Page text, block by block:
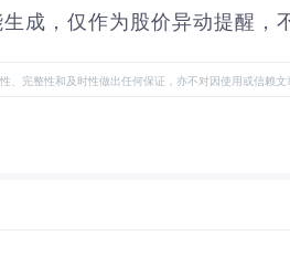
成，仅作为股价异动提醒，
完整性和及时性做出任何保证，亦不对因使用或信赖文